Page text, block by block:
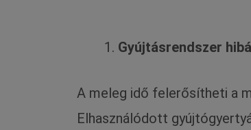
Gyújtásrendszer
A meleg idő felerősítheti a
Elhasználódott